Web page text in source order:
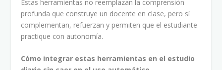
Estas herramientas no reemplazan la comprensión
profunda que construye un docente en clase, pero sí
complementan, refuerzan y permiten que el estudiante
practique con autonomía.
Cómo integrar estas herramientas en el estudio